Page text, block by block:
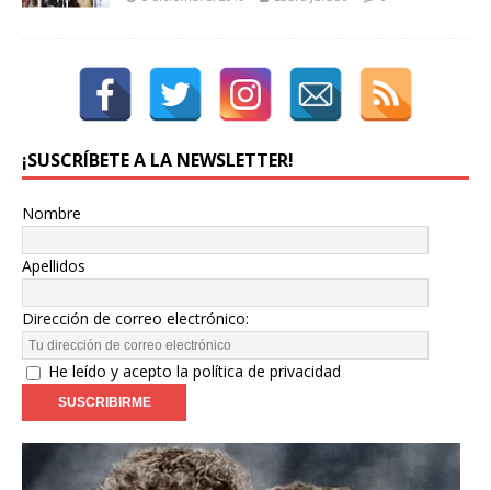
¡SUSCRÍBETE A LA NEWSLETTER!
Nombre
Apellidos
Dirección de correo electrónico:
He leído y acepto la política de privacidad